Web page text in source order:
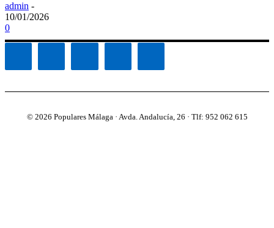
admin -
10/01/2026
0
© 2026 Populares Málaga · Avda. Andalucía, 26 · Tlf: 952 062 615